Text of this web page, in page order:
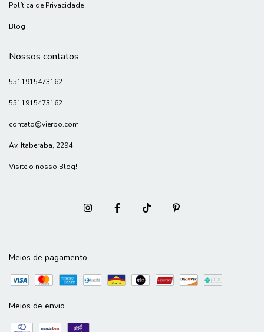
Política de Privacidade
Blog
Nossos contatos
5511915473162
5511915473162
contato@vierbo.com
Av. Itaberaba, 2294
Visite o nosso Blog!
Meios de pagamento
Meios de envio